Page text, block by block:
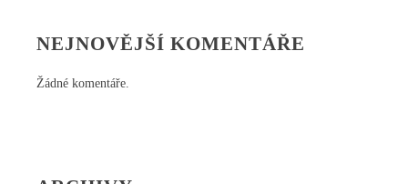
NEJNOVĚJŠÍ KOMENTÁŘE
Žádné komentáře.